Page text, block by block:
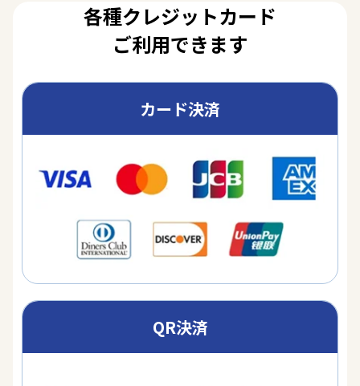
各種クレジットカード
ご利用できます
カード決済
QR決済